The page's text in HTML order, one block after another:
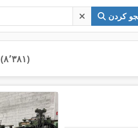
کردن
(۸٬۳۸۱)